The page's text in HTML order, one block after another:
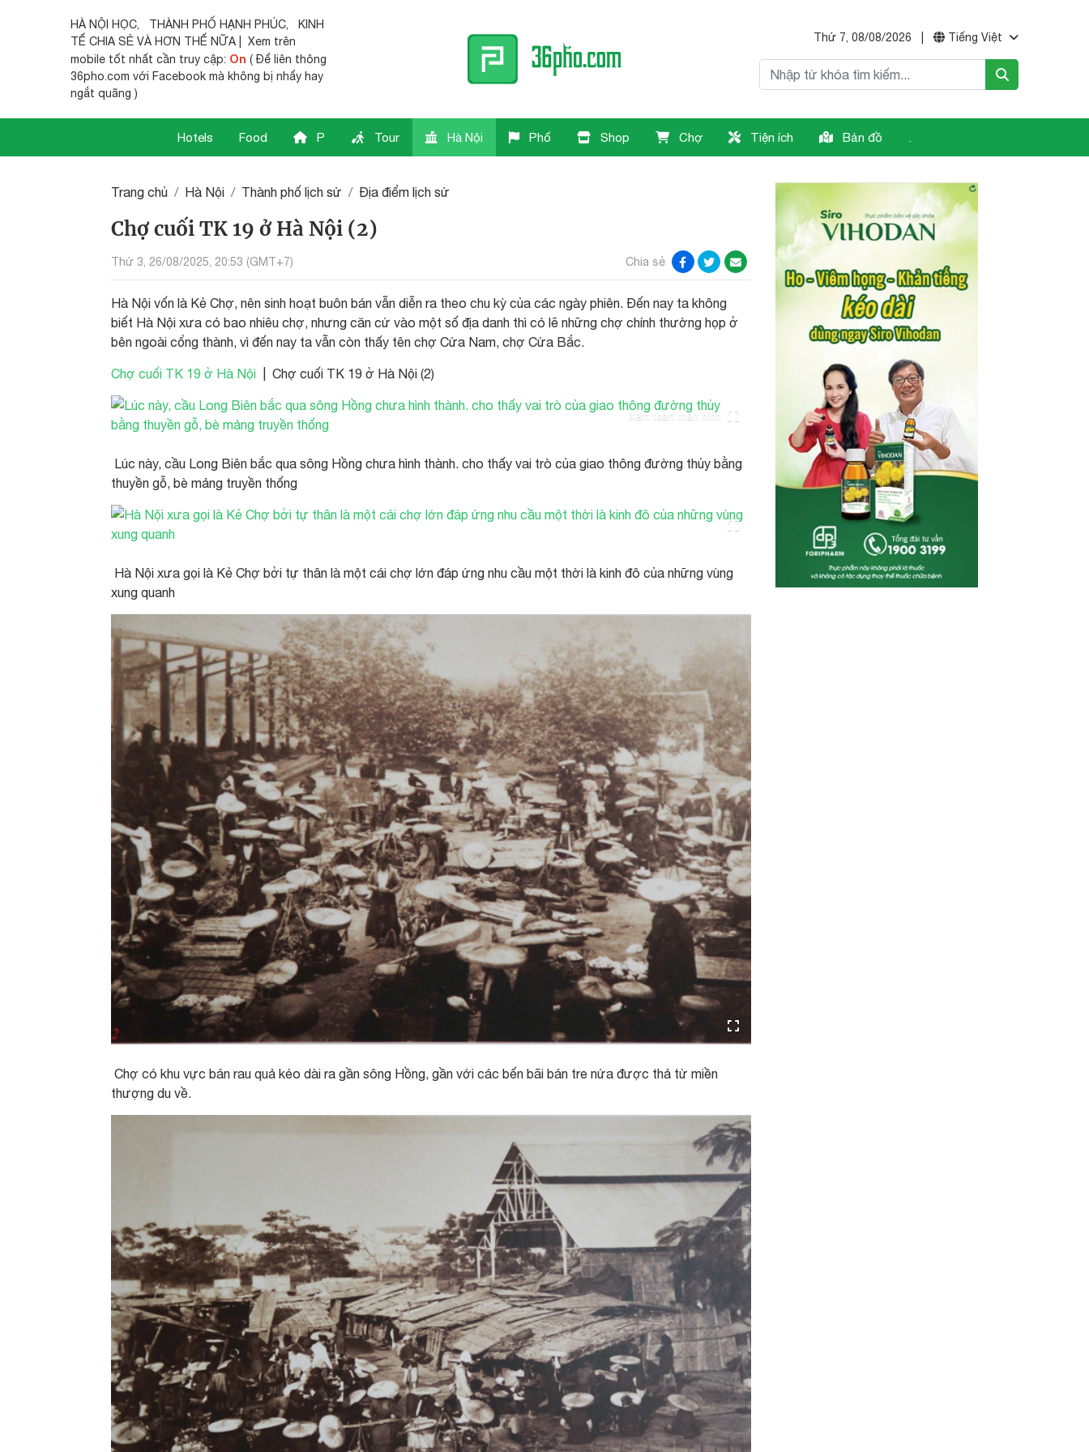
HÀ NỘI HỌC, THÀNH PHỐ HẠNH PHÚC,
KINH
TẾ CHIA SẺ VÀ HƠN THẾ NỮA | Xem trên
mobile tốt nhất cần truy cập: On ( Để liên thông
36pho.com với Facebook mà không bị nhẩy hay
ngắt quãng )
Thứ 7, 08/08/2026 Tiếng Việt
Hotels Food P Tour Hà Nội Phố Shop Chợ Tiện ích Bản đồ .
Trang chủ Hà Nội Thành phố lịch sử Địa điểm lịch sử
Chợ cuối TK 19 ở Hà Nội (2)
Thứ 3, 26/08/2025, 20:53 (GMT+7) Chia sẻ
Hà Nội vốn là Kẻ Chợ, nên sinh hoạt buôn bán vẫn diễn ra theo chu kỳ của các ngày phiên. Đến nay ta không
biết Hà Nội xưa có bao nhiêu chợ, nhưng căn cứ vào một số địa danh thì có lẽ những chợ chính thường họp ở
bên ngoài cổng thành, vì đến nay ta vẫn còn thấy tên chợ Cửa Nam, chợ Cửa Bắc.
Chợ cuối TK 19 ở Hà Nội | Chợ cuối TK 19 ở Hà Nội (2)
Xem toàn màn hình
Lúc này, cầu Long Biên bắc qua sông Hồng chưa hình thành. cho thấy vai trò của giao thông đường thủy bằng
thuyền gỗ, bè mảng truyền thống
Hà Nội xưa gọi là Kẻ Chợ bởi tự thân là một cái chợ lớn đáp ứng nhu cầu một thời là kinh đô của những vùng
xung quanh
Chợ có khu vực bán rau quả kéo dài ra gần sông Hồng, gần với các bến bãi bán tre nứa được thả từ miền
thượng du về.